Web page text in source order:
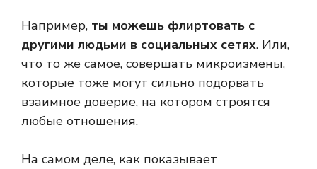
Например, ты можешь флиртовать с
другими людьми в социальных сетях. Или,
что то же самое, совершать микроизмены,
которые тоже могут сильно подорвать
взаимное доверие, на котором строятся
любые отношения.
На самом деле, как показывает